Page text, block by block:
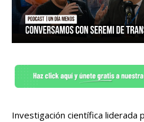
Investigación científica liderada